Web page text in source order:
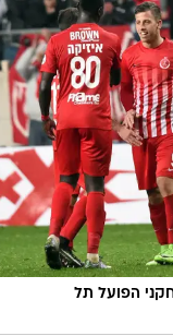
הפועל תל